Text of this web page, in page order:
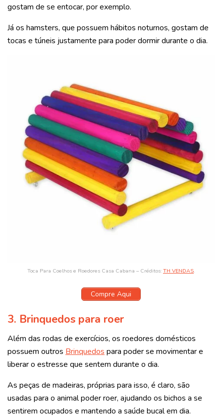
gostam de se entocar, por exemplo.
Já os hamsters, que possuem hábitos noturnos, gostam de
tocas e túneis justamente para poder dormir durante o dia.
Toca Para Coelhos e Roedores Casa Cabana – Créditos: TH VENDAS.
Compre Aqui
3. Brinquedos para roer
Além das rodas de exercícios, os roedores domésticos
possuem outros Brinquedos para poder se movimentar e
liberar o estresse que sentem durante o dia.
As peças de madeiras, próprias para isso, é claro, são
usadas para o animal poder roer, ajudando os bichos a se
sentirem ocupados e mantendo a saúde bucal em dia.